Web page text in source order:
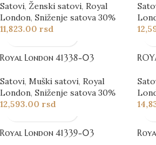
Satovi, Ženski satovi, Royal
London, Sniženje satova 30%
11,823.00 rsd
Royal London 41338-03
Satovi, Muški satovi, Royal
London, Sniženje satova 30%
12,593.00 rsd
Royal London 41339-03